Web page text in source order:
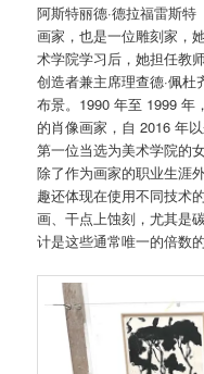
阿斯特丽德·德拉福雷斯
画家，也是一位雕刻家，
术学院学习后，她担任教
创造者兼主席理查德·佩
布景。1990 年至 1999 年
的肖像画家，自 2016 年
第一位当选为美术学院的
除了作为画家的职业生涯
趣还体现在使用不同技术
画、干点上蚀刻，尤其是
计是这些通常唯一的倍数的